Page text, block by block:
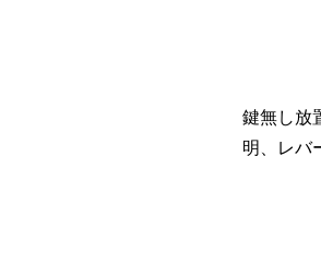
鍵無し放
明、レバ